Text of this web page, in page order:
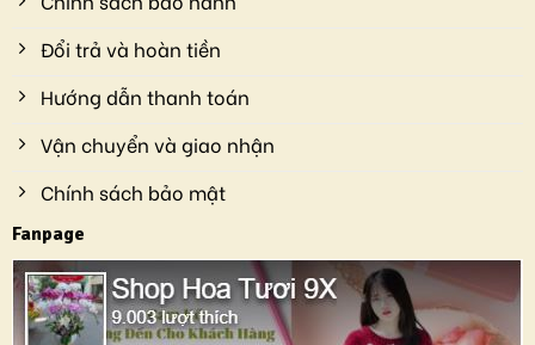
Đổi trả và hoàn tiền
Hướng dẫn thanh toán
Vận chuyển và giao nhận
Chính sách bảo mật
Fanpage